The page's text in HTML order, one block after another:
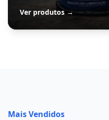
Ver produtos →
Mais Vendidos